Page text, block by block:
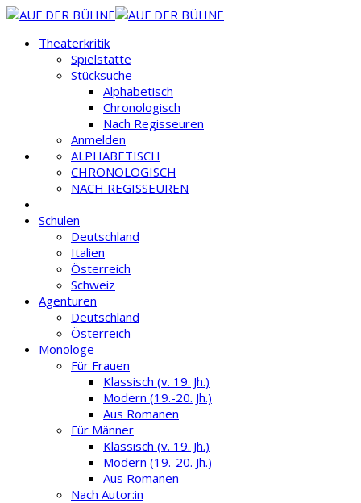
Theaterkritik
Spielstätte
Stücksuche
Alphabetisch
Chronologisch
Nach Regisseuren
Anmelden
ALPHABETISCH
CHRONOLOGISCH
NACH REGISSEUREN
Schulen
Deutschland
Italien
Österreich
Schweiz
Agenturen
Deutschland
Österreich
Monologe
Für Frauen
Klassisch (v. 19. Jh.)
Modern (19.-20. Jh.)
Aus Romanen
Für Männer
Klassisch (v. 19. Jh.)
Modern (19.-20. Jh.)
Aus Romanen
Nach Autor:in